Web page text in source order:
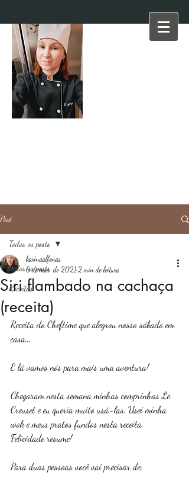
Post
Todos os posts
Receitas
Todos os posts
Siri flambado na cachaça
(receita)
karinaalfenas
6 de mar. de 2021 2 min de leitura
Receita do Cheftime que alegrou nosso sábado em
casa...
E lá vamos nós para mais uma aventura!
Chegaram nesta semana minhas comprinhas Le
Creuset e eu queria muito usá-las. Usei minha
wok e meus pratos fundos nesta receita.
Felicidade resume!
Para duas pessoas você vai precisar de: